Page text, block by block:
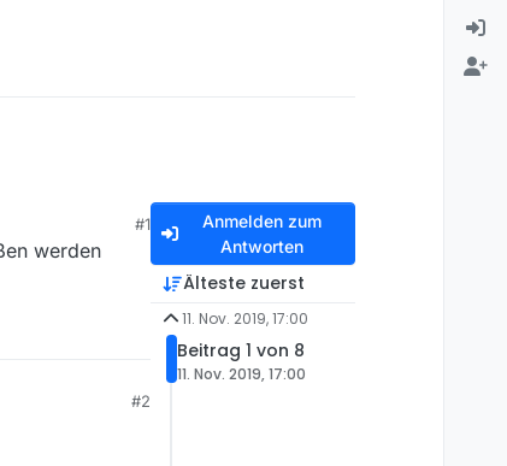
#1
werden
#2
Anmelden zum
Antworten
Älteste zuerst
11. Nov. 2019, 17:00
Beitrag 1 von 8
11. Nov. 2019, 17:00